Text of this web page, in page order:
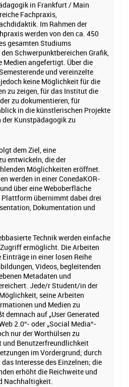
in Frankfurt / Main
Fachpraxis,
Im Rahmen der
werden von den ca. 450
gesamten Studiums
Schwerpunktbereichen Grafik,
Medien angefertigt. Über die
und vereinzelte
keine Möglichkeit für die
zu zeigen, für das Institut die
zu dokumentieren, für
in die künstlerischen Projekte
Kunstpädagogik zu
dem Ziel, eine
entwickeln, die der
Möglichkeiten eröffnet.
werden in einer ConedaKOR-
über eine Weboberfläche
übernimmt dabei drei
Dokumentation und
Technik werden einfache
ermöglicht. Die Arbeiten
in einer losen Reihe
Videos, begleitenden
Metadaten und
Jede/r Student/in der
seine Arbeiten
und Medien zu
demnach auf „User Generated
2.0“- oder „Social Media“-
nur der Worthülsen zu
und Benutzerfreundlichkeit
im Vordergrund; durch
Interesse des Einzelnen; die
erhöht die Reichweite und
Nachhaltigkeit.